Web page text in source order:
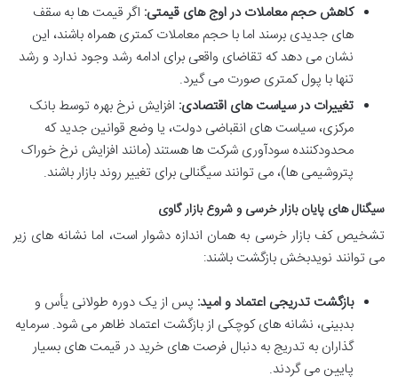
کاهش حجم معاملات در اوج های قیمتی: اگر قیمت ها به سقف
های جدیدی برسند اما با حجم معاملات کمتری همراه باشند، این
نشان می دهد که تقاضای واقعی برای ادامه رشد وجود ندارد و رشد
تنها با پول کمتری صورت می گیرد.
تغییرات در سیاست های اقتصادی: افزایش نرخ بهره توسط بانک
مرکزی، سیاست های انقباضی دولت، یا وضع قوانین جدید که
محدودکننده سودآوری شرکت ها هستند (مانند افزایش نرخ خوراک
پتروشیمی ها)، می توانند سیگنالی برای تغییر روند بازار باشند.
سیگنال های پایان بازار خرسی و شروع بازار گاوی
تشخیص کف بازار خرسی به همان اندازه دشوار است، اما نشانه های زیر
می توانند نویدبخش بازگشت باشند:
بازگشت تدریجی اعتماد و امید: پس از یک دوره طولانی یأس و
بدبینی، نشانه های کوچکی از بازگشت اعتماد ظاهر می شود. سرمایه
گذاران به تدریج به دنبال فرصت های خرید در قیمت های بسیار
پایین می گردند.